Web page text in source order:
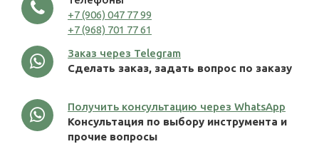
+7 (906) 047 77 99
+7 (968) 701 77 61
Заказ через Telegram
Сделать заказ, задать вопрос по заказу
Получить консультацию через WhatsApp
Консультация по выбору инструмента и
прочие вопросы